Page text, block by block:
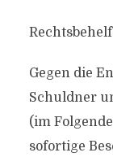
Gegen die
Schuldner
(im
sofortige